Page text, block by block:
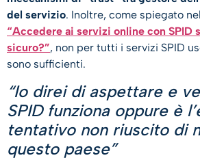
del servizio. Inoltre, come spiegato
“Accedere ai servizi online con SPID
sicuro?”, non per tutti i servizi SPID
sono sufficienti.
“Io direi di aspettare e
SPID funziona oppure è
tentativo non riuscito di
questo paese”